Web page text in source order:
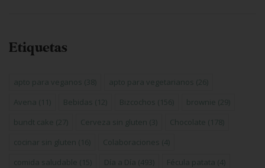
Etiquetas
apto para veganos (38) apto para vegetarianos (26)
Avena (11) Bebidas (12) Bizcochos (156) brownie (29)
bundt cake (27) Cerveza sin gluten (3) Chocolate (178)
cocinar sin gluten (16) Colaboraciones (4)
comida saludable (15) Día a Día (493) Fécula patata (4)